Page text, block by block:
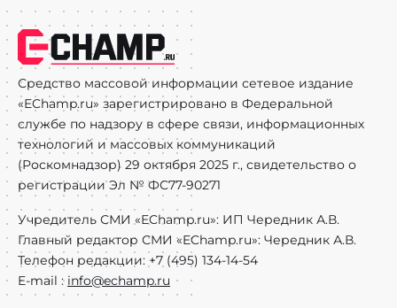
Средство массовой информации сетевое издание
«EChamp.ru» зарегистрировано в Федеральной
службе по надзору в сфере связи, информационных
технологий и массовых коммуникаций
(Роскомнадзор) 29 октября 2025 г., свидетельство о
регистрации Эл № ФС77-90271
Учредитель СМИ «EChamp.ru»: ИП Чередник А.В.
Главный редактор СМИ «EChamp.ru»: Чередник А.В.
Телефон редакции: +7 (495) 134-14-54
E-mail : info@echamp.ru